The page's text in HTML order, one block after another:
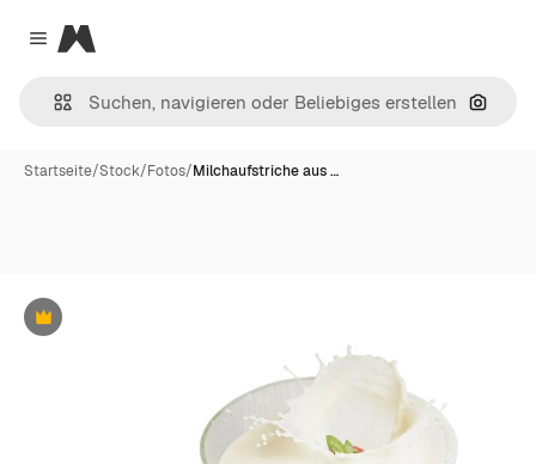
Close menu
Magnific
Nach
Startseite/Stock/Fotos/Milchaufstriche aus …
Premium